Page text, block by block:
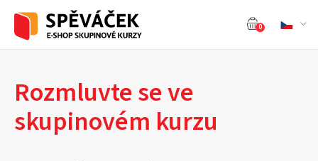
0
Rozmluvte se ve
skupinovém kurzu